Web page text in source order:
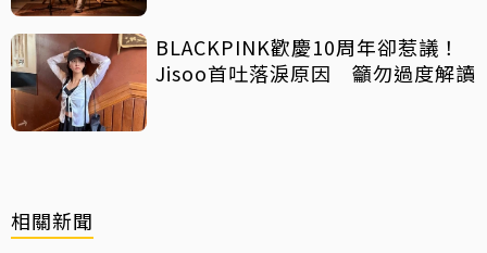
BLACKPINK歡慶10周年卻惹議！
Jisoo首吐落淚原因 籲勿過度解讀
相關新聞